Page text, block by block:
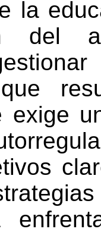
la
del
exige